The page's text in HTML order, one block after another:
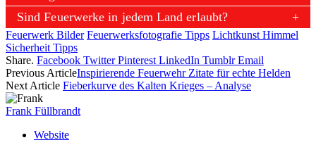
Sind Feuerwerke in jedem Land erlaubt?
Feuerwerk Bilder Feuerwerksfotografie Tipps Lichtkunst Himmel
Sicherheit Tipps
Share. Facebook Twitter Pinterest LinkedIn Tumblr Email
Previous ArticleInspirierende Feuerwehr Zitate für echte Helden
Next Article Fieberkurve des Kalten Krieges – Analyse
Frank Füllbrandt
Website